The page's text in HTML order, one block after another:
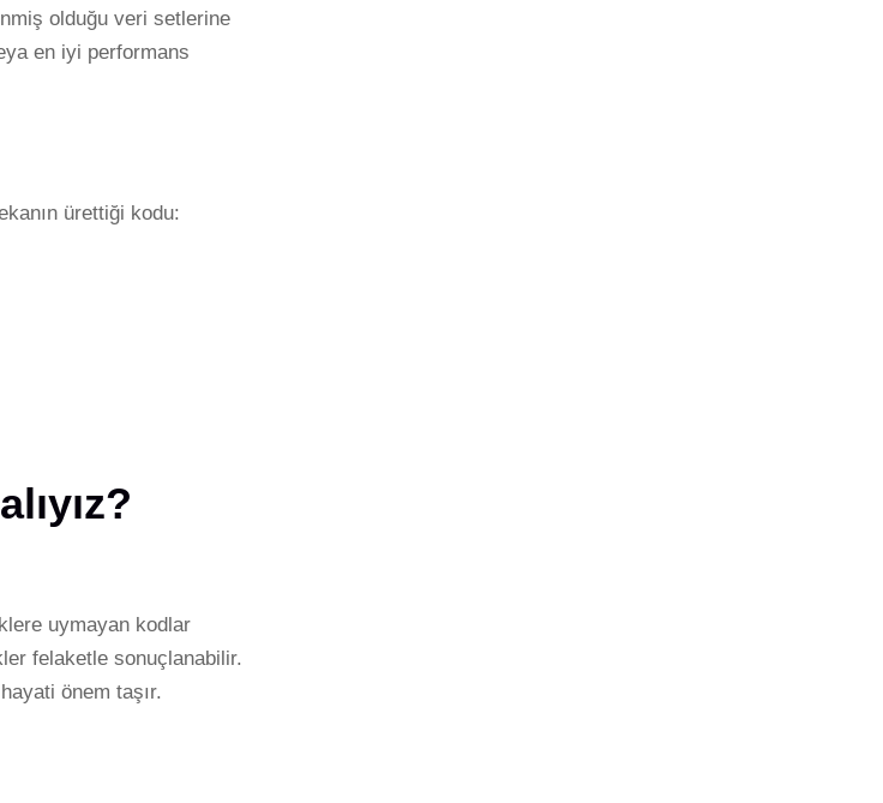
olduğu veri setlerine
en iyi performans
ürettiği kodu:
uymayan kodlar
felaketle sonuçlanabilir.
önem taşır.